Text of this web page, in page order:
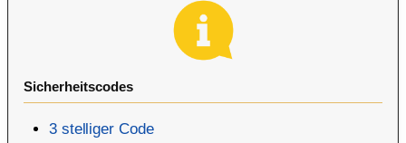
Sicherheitscodes
3 stelliger Code